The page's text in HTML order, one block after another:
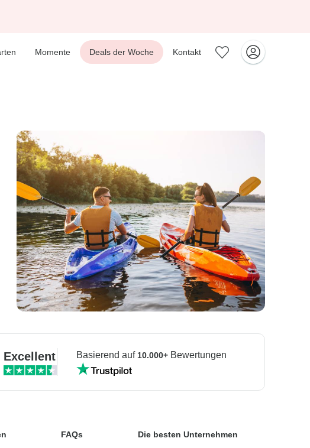
Momente Deals der Woche Kontakt
Excellent Basierend auf 10.000+Bewertungen
FAQs Die besten Unternehmen